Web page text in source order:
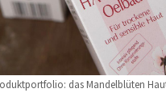
das Mandelblüten